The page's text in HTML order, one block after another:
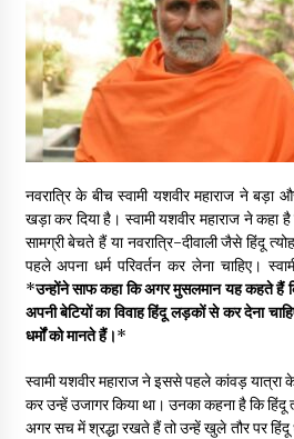
May 16, 2022
Thought Of The Day
May 14, 2022
Thought Of The Day
May 13, 2022
Thought Of The Day
May 12, 2022
Thought Of The Day
May 11, 2022
नवरात्रि के बीच स्वामी यशवीर महाराज ने बड़ा
खड़ा कर दिया है। स्वामी यशवीर महाराज ने कहा है
सामग्री बेचते हैं या नवरात्रि-दीवाली जैसे हिंदू
पहले अपना धर्म परिवर्तन कर लेना चाहिए।
*उन्होंने साफ कहा कि अगर मुसलमान यह कहते हैं कि
अपनी बेटियों का विवाह हिंदू लड़कों से कर देना
धर्मों को मानते हैं।*
स्वामी यशवीर महाराज ने इससे पहले कांवड़ यात्रा के
कर उन्हें उजागर किया था। उनका कहना है कि हिंदू
अगर सच में श्रद्धा रखते हैं तो उन्हें खुले तौर पर हिंदू